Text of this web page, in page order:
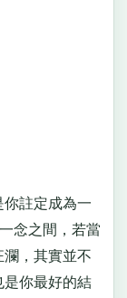
註定成為一
念之間，若當
，其實並不
是你最好的結